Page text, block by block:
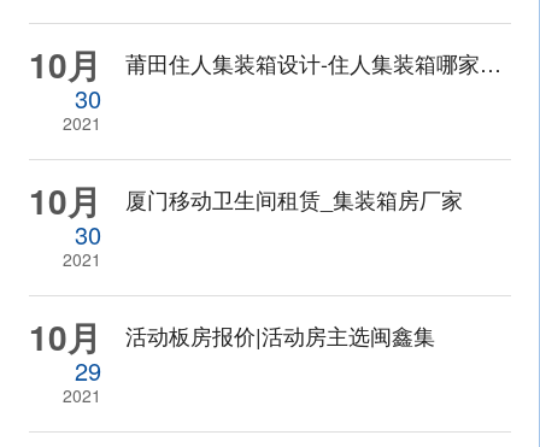
10月
30
2021
莆田住人集装箱设计-住人集装箱哪家的比较好
10月
30
2021
厦门移动卫生间租赁_集装箱房厂家
10月
29
2021
活动板房报价|活动房主选闽鑫集